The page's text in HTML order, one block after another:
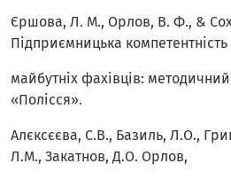
Єршова, Л. М., Орлов, В. Ф., &
Підприємницька компетентність
майбутніх фахівців:
«Полісся».
Алєксєєва, С.В., Базиль, Л.О.,
Л.М., Закатнов, Д.О. Орлов,